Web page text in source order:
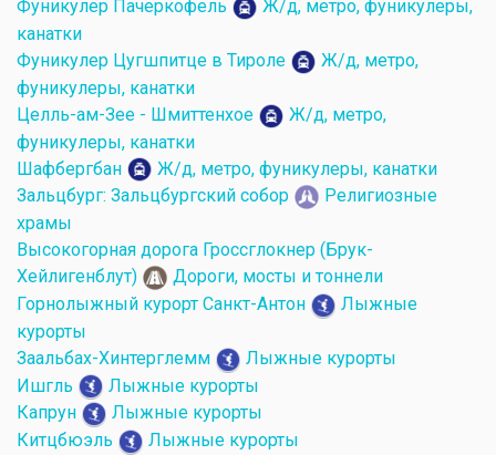
Фуникулер Пачеркофель
Ж/д, метро, фуникулеры,
канатки
Фуникулер Цугшпитце в Тироле
Ж/д, метро,
фуникулеры, канатки
Целль-ам-Зее - Шмиттенхое
Ж/д, метро,
фуникулеры, канатки
Шафбергбан
Ж/д, метро, фуникулеры, канатки
Зальцбург: Зальцбургский собор
Религиозные
храмы
Высокогорная дорога Гроссглокнер (Брук-
Хейлигенблут)
Дороги, мосты и тоннели
Горнолыжный курорт Санкт-Антон
Лыжные
курорты
Заальбах-Хинтерглемм
Лыжные курорты
Ишгль
Лыжные курорты
Капрун
Лыжные курорты
Китцбюэль
Лыжные курорты